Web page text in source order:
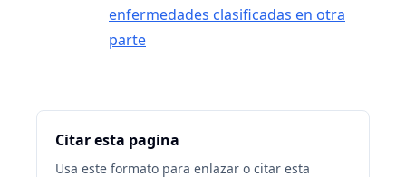
enfermedades clasificadas en otra
parte
Citar esta pagina
Usa este formato para enlazar o citar esta